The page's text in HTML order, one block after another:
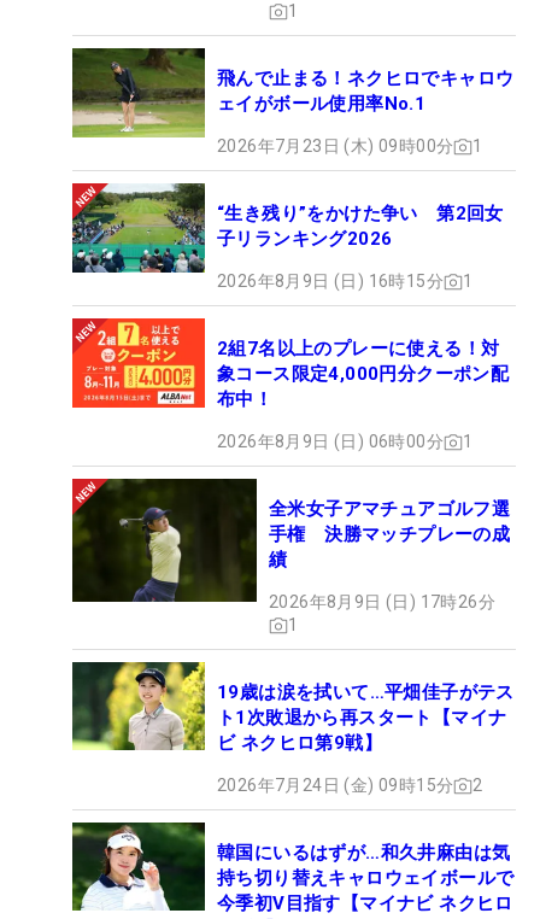
1
飛んで止まる！ネクヒロでキャロウ
ェイがボール使用率No.1
2026年7月23日 (木) 09時00分 1
“生き残り”をかけた争い 第2回女
子リランキング2026
2026年8月9日 (日) 16時15分 1
2組7名以上のプレーに使える！対
象コース限定4,000円分クーポン配
布中！
2026年8月9日 (日) 06時00分 1
全米女子アマチュアゴルフ選
手権 決勝マッチプレーの成
績
2026年8月9日 (日) 17時26分
1
19歳は涙を拭いて…平畑佳子がテス
ト1次敗退から再スタート【マイナ
ビ ネクヒロ第9戦】
2026年7月24日 (金) 09時15分 2
韓国にいるはずが…和久井麻由は気
持ち切り替えキャロウェイボールで
今季初V目指す【マイナビ ネクヒロ